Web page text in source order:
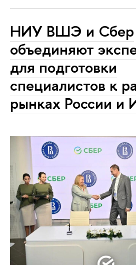
НИУ ВШЭ и Сбер
объединяют
для подготовки
специалистов к
рынках России и